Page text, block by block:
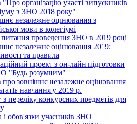
"Про організацію участі випускників
в ЗНО 2018 року"
незалежне оцінювання з
мови в колегіумі
питання проведення ЗНО в 2019 році
незалежне оцінювання 2019:
та правила
проект з он-лайн підготовки
"Будь розумним"
про зовнішнє незалежне оцінювання
навчання у 2019 р.
з переліку конкурсних предметів для
і обов'язки учасників ЗНО